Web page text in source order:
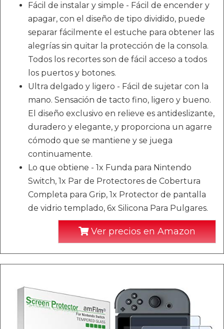
Fácil de instalar y simple - Fácil de encender y
apagar, con el diseño de tipo dividido, puede
separar fácilmente el estuche para obtener las
alegrías sin quitar la protección de la consola.
Todos los recortes son de fácil acceso a todos
los puertos y botones.
Ultra delgado y ligero - Fácil de sujetar con la
mano. Sensación de tacto fino, ligero y bueno.
El diseño exclusivo en relieve es antideslizante,
duradero y elegante, y proporciona un agarre
cómodo que se mantiene y se juega
continuamente.
Lo que obtiene - 1x Funda para Nintendo
Switch, 1x Par de Protectores de Cobertura
Completa para Grip, 1x Protector de pantalla
de vidrio templado, 6x Silicona Para Pulgares.
Ver precios en Amazon